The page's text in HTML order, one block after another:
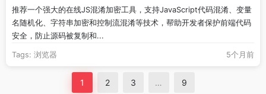
推荐一个强大的在线JS混淆加密工具，支持JavaScript代码混淆、变量
名随机化、字符串加密和控制流混淆等技术，帮助开发者保护前端代码
安全，防止源码被复制和...
Tags: 浏览器 5个月前
1 2 3 … 9